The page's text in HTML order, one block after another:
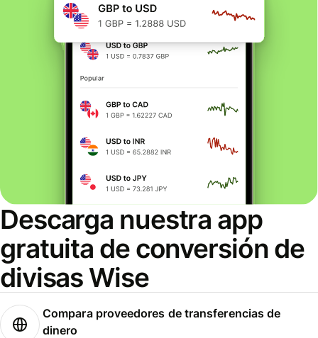
Descarga nuestra app
gratuita de conversión de
divisas Wise
Compara proveedores de transferencias de
dinero